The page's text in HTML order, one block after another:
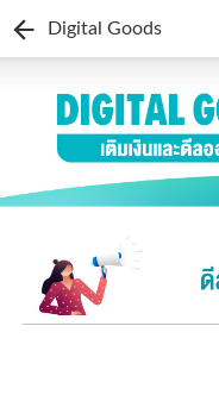
Digital Goods